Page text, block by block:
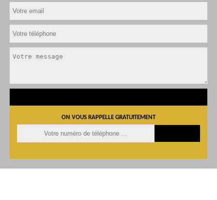
ON VOUS RAPPELLE GRATUITEMENT